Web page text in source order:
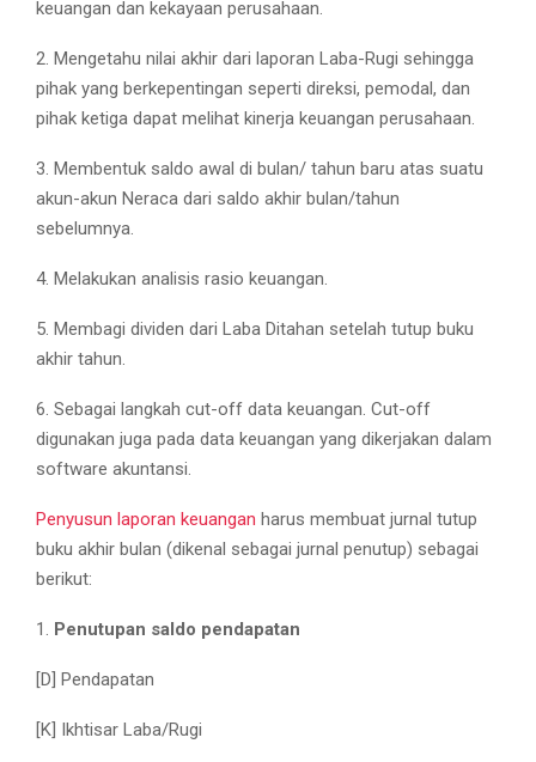
keuangan dan kekayaan perusahaan.
2. Mengetahu nilai akhir dari laporan Laba-Rugi sehingga
pihak yang berkepentingan seperti direksi, pemodal, dan
pihak ketiga dapat melihat kinerja keuangan perusahaan.
3. Membentuk saldo awal di bulan/ tahun baru atas suatu
akun-akun Neraca dari saldo akhir bulan/tahun
sebelumnya.
4. Melakukan analisis rasio keuangan.
5. Membagi dividen dari Laba Ditahan setelah tutup buku
akhir tahun.
6. Sebagai langkah cut-off data keuangan. Cut-off
digunakan juga pada data keuangan yang dikerjakan dalam
software akuntansi.
Penyusun laporan keuangan harus membuat jurnal tutup
buku akhir bulan (dikenal sebagai jurnal penutup) sebagai
berikut:
1. Penutupan saldo pendapatan
[D] Pendapatan
[K] Ikhtisar Laba/Rugi